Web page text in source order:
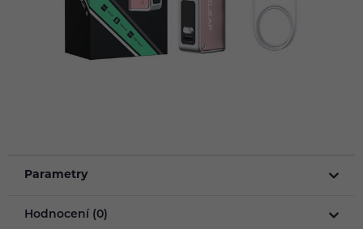
Parametry
Hodnocení (0)